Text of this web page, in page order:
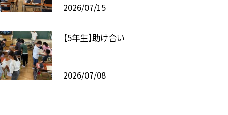
2026/07/15
【5年生】助け合い
2026/07/08